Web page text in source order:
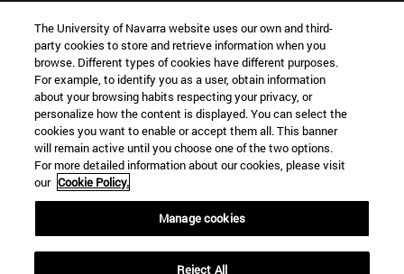
Información
TFNO +34 948 42 56 00
¿QUÉ GRADO TE INTERESA?
¿QUÉ MÁSTER TE INTERESA?
© Universidad de Navarra
Información legal
Accesibilidad
Configuración de cookies
The University of Navarra website uses our own and third-
party cookies to store and retrieve information when you
browse. Different types of cookies have different purposes.
For example, to identify you as a user, obtain information
about your browsing habits respecting your privacy, or
personalize how the content is displayed. You can select the
cookies you want to enable or accept them all. This banner
will remain active until you choose one of the two options.
For more detailed information about our cookies, please visit
our Cookie Policy.
Manage cookies
Reject All